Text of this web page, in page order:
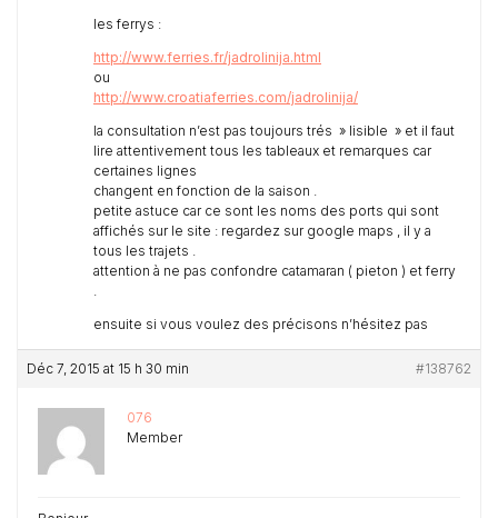
les ferrys :
http://www.ferries.fr/jadrolinija.html
ou
http://www.croatiaferries.com/jadrolinija/
la consultation n’est pas toujours trés » lisible » et il faut
lire attentivement tous les tableaux et remarques car
certaines lignes
changent en fonction de la saison .
petite astuce car ce sont les noms des ports qui sont
affichés sur le site : regardez sur google maps , il y a
tous les trajets .
attention à ne pas confondre catamaran ( pieton ) et ferry
.
ensuite si vous voulez des précisons n’hésitez pas
Déc 7, 2015 at 15 h 30 min #138762
076
Member